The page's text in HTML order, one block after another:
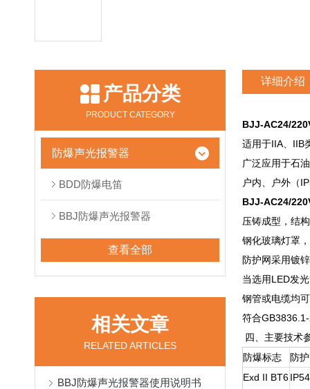
产品分类
PRODUCT CATEGORY
防爆声光报警器
BDD防爆电笛
BBJ防爆声光报警器
查看全部
相关文章
RELATED ARTICLES
BBJ防爆声光报警器使用说明书
详细介绍
BJJ-AC24/
适用于IIA、IIB
广泛应用于石
户内、户外（
BJJ-AC24/
压铸成型，结
钢化玻璃灯罩
防护网采用镀
当选用LED发
钢管或电缆均
符合
四、主要技术
防爆标志
防
Exd II BT6IP54